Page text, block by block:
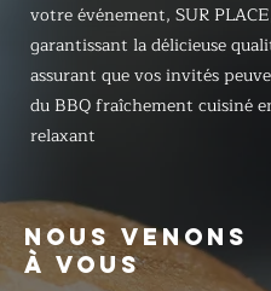
votre événement, SUR
garantissant la délicieuse
assurant que vos invités
du BBQ fraîchement cuisiné
relaxant
NOUS VENONS
À VOUS